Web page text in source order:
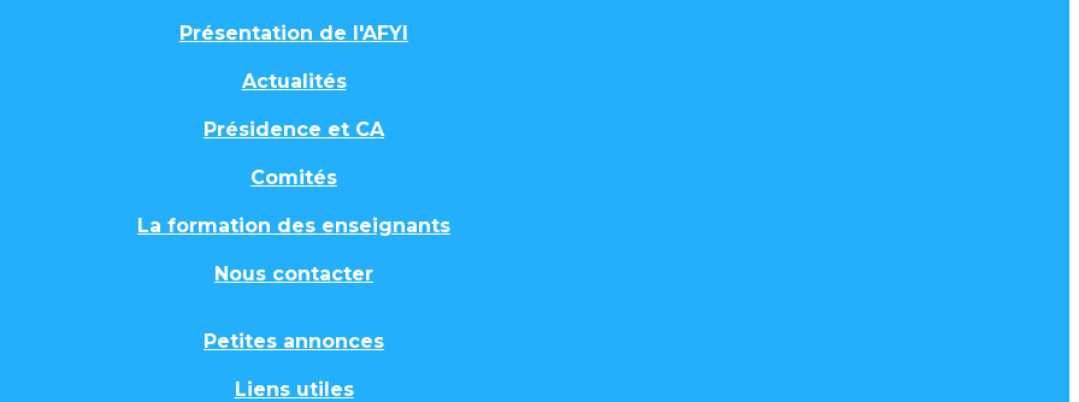
Présentation de l'AFYI
Actualités
Présidence et CA
Comités
La formation des enseignants
Nous contacter
Petites annonces
Liens utiles